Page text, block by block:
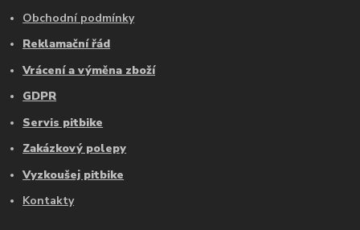
Obchodní podmínky
Reklamační řád
Vrácení a výměna zboží
GDPR
Servis pitbike
Zakázkový polepy
Vyzkoušej pitbike
Kontakty